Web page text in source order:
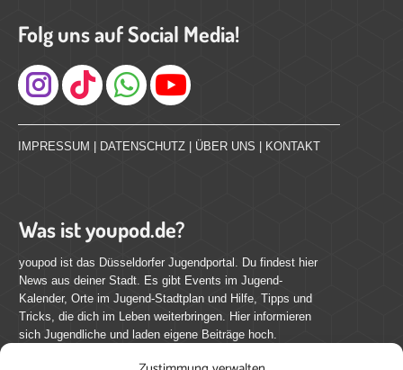
Folg uns auf Social Media!
Instagram
IMPRESSUM | DATENSCHUTZ | ÜBER UNS | KONTAKT
Was ist youpod.de?
youpod ist das Düsseldorfer Jugendportal. Du findest hier
News aus deiner Stadt. Es gibt Events im Jugend-
Kalender, Orte im Jugend-Stadtplan und Hilfe, Tipps und
Tricks, die dich im Leben weiterbringen. Hier informieren
sich Jugendliche und laden eigene Beiträge hoch.